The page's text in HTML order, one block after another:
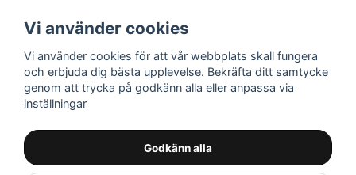
Vi använder cookies
Vi använder cookies för att vår webbplats skall fungera
och erbjuda dig bästa upplevelse. Bekräfta ditt samtycke
genom att trycka på godkänn alla eller anpassa via
inställningar
Godkänn alla